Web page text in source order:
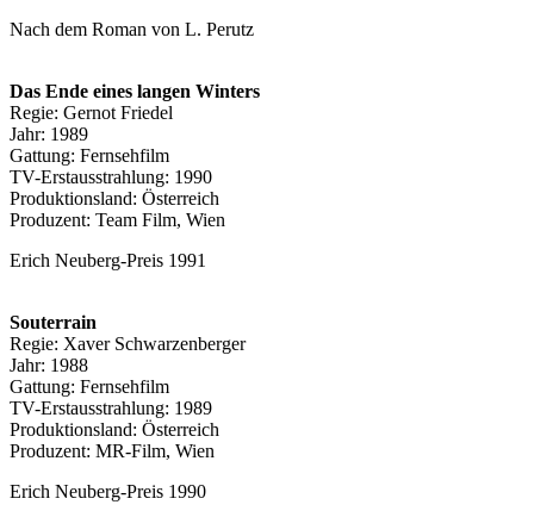
Nach dem Roman von L. Perutz
Das Ende eines langen Winters
Regie: Gernot Friedel
Jahr: 1989
Gattung: Fernsehfilm
TV-Erstausstrahlung: 1990
Produktionsland: Österreich
Produzent: Team Film, Wien
Erich Neuberg-Preis 1991
Souterrain
Regie: Xaver Schwarzenberger
Jahr: 1988
Gattung: Fernsehfilm
TV-Erstausstrahlung: 1989
Produktionsland: Österreich
Produzent: MR-Film, Wien
Erich Neuberg-Preis 1990